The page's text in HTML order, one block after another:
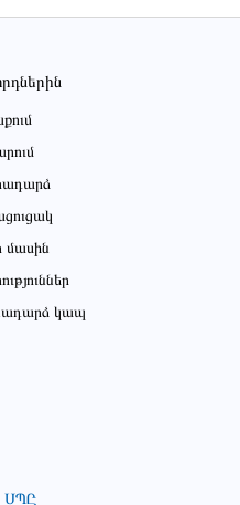
մասին
կապ
ՍՊԸ